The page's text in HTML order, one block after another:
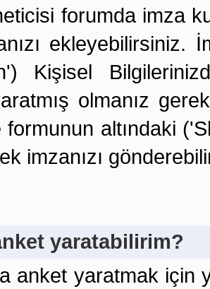
forumda imza
Kişisel
olmanız
formunun altındaki
imzanızı
yaratabilirim?
anket yaratmak için